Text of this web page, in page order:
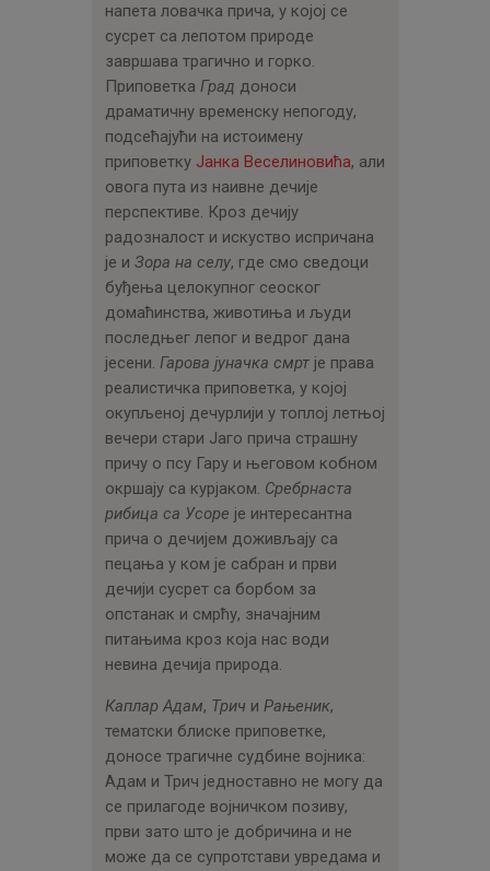
напета ловачка прича, у којој се
сусрет са лепотом природе
завршава трагично и горко.
Приповетка Град доноси
драматичну временску непогоду,
подсећајући на истоимену
приповетку Јанка Веселиновића, али
овога пута из наивне дечије
перспективе. Кроз дечију
радозналост и искуство испричана
је и Зора на селу, где смо сведоци
буђења целокупног сеоског
домаћинства, животиња и људи
последњег лепог и ведрог дана
јесени. Гарова јуначка смртје права
реалистичка приповетка, у којој
окупљеној дечурлији у топлој летњој
вечери стари Јаго прича страшну
причу о псу Гару и његовом кобном
окршају са курјаком. Сребрнаста
рибица са Усоре је интересантна
прича о дечијем доживљају са
пецања у ком је сабран и први
дечији сусрет са борбом за
опстанак и смрћу, значајним
питањима кроз која нас води
невина дечија природа.
Каплар Адам, Трич и Рањеник,
тематски блиске приповетке,
доносе трагичне судбине војника:
Адам и Трич једноставно не могу да
се прилагоде војничком позиву,
први зато што је добричина и не
може да се супротстави увредама и